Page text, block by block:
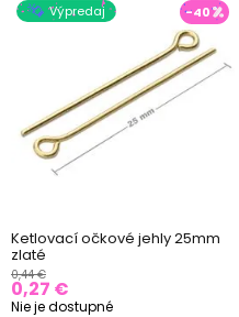
Výpredaj -40
Ketlovací očkové jehly 25mm
zlaté
0,44 €
0,27 €
Nie je dostupné